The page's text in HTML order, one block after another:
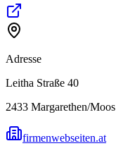
Adresse
Leitha Straße 40
2433 Margarethen/Moos
firmenwebseiten.at